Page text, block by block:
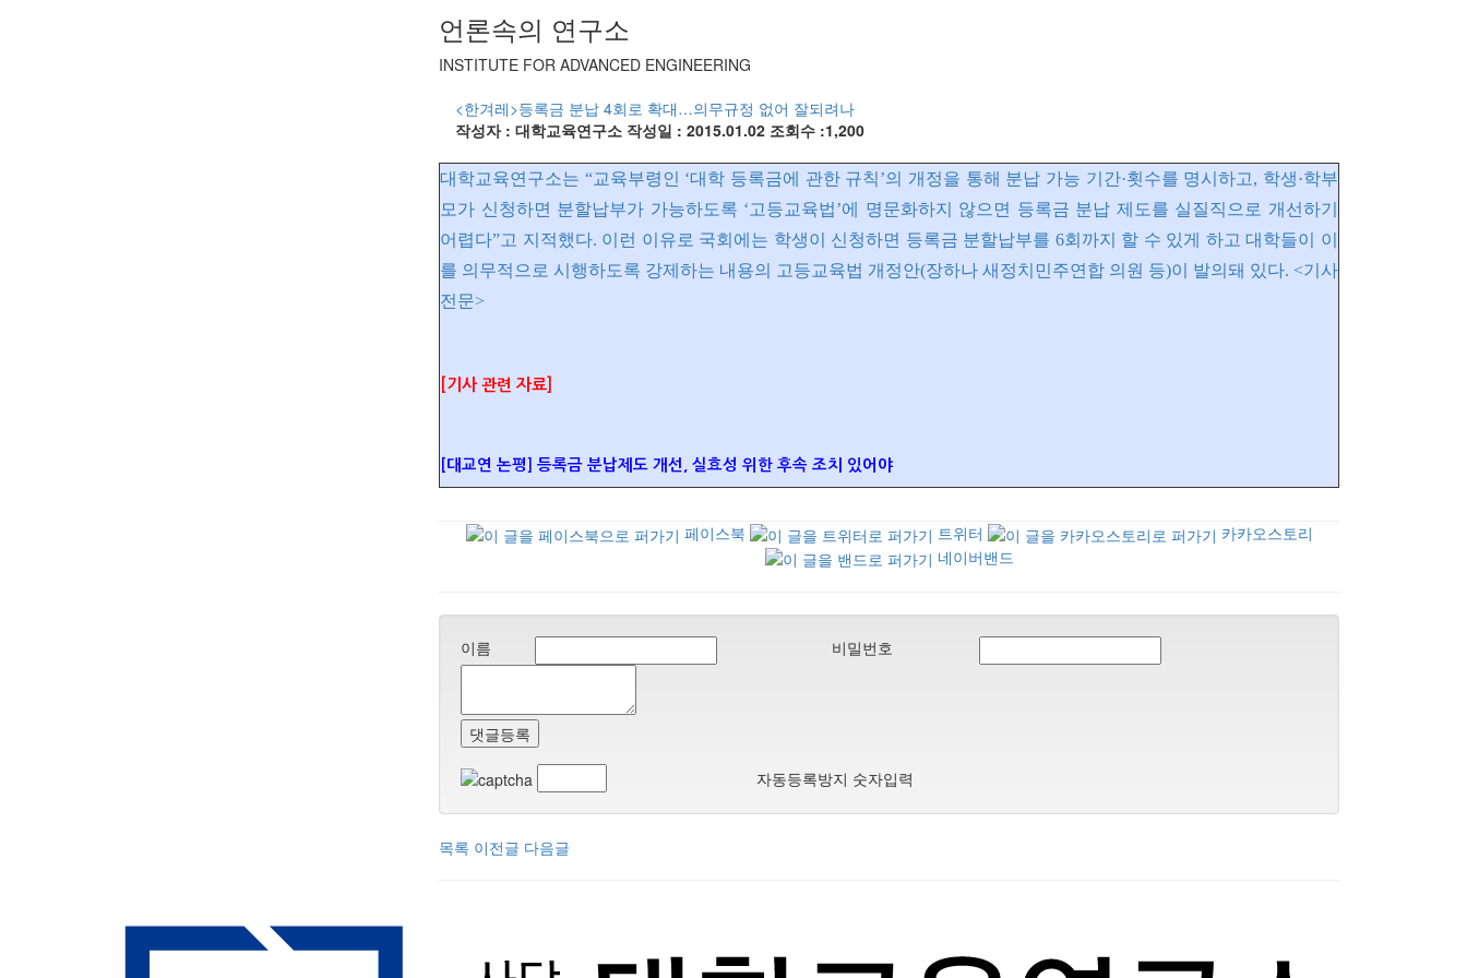
언론속의 연구소
INSTITUTE FOR ADVANCED ENGINEERING
<한겨레>등록금 분납 4회로 확대…의무규정 없어 잘되려나
작성자 : 대학교육연구소 작성일 : 2015.01.02 조회수 :1,200
대학교육연구소는 “교육부령인 ‘대학 등록금에 관한 규칙’의 개정을 통해 분납 가능 기간·횟수를 명시하고, 학생·학부
모가 신청하면 분할납부가 가능하도록 ‘고등교육법’에 명문화하지 않으면 등록금 분납 제도를 실질직으로 개선하기
어렵다”고 지적했다. 이런 이유로 국회에는 학생이 신청하면 등록금 분할납부를 6회까지 할 수 있게 하고 대학들이 이
를 의무적으로 시행하도록 강제하는 내용의 고등교육법 개정안(장하나 새정치민주연합 의원 등)이 발의돼 있다. <기사
전문>
[기사 관련 자료]
[대교연 논평] 등록금 분납제도 개선, 실효성 위한 후속 조치 있어야
페이스북 트위터
카카오스토리
네이버밴드
이름 비밀번호
댓글등록
자동등록방지 숫자입력
목록 이전글 다음글